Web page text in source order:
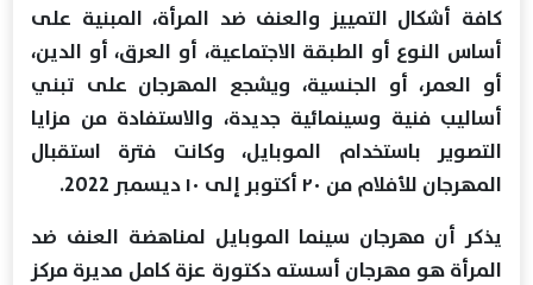
كافة أشكال التمييز والعنف ضد المرأة، المبنية على
أساس النوع أو الطبقة الاجتماعية، أو العرق، أو الدين،
أو العمر، أو الجنسية، ويشجع المهرجان على تبني
أساليب فنية وسينمائية جديدة، والاستفادة من مزايا
التصوير باستخدام الموبايل، وكانت فترة استقبال
المهرجان للأفلام من ٢٠ أكتوبر إلى ١٠ ديسمبر 2022.
يذكر أن مهرجان سينما الموبايل لمناهضة العنف ضد
المرأة هو مهرجان أسسته دكتورة عزة كامل مديرة مركز